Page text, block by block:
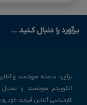
بـرآورد را دنبال کـنید ...
برآورد، سامانه هوشمند و
الگوریتم هوشمند و تحلیل
کارشناسی آنلاین قیمت